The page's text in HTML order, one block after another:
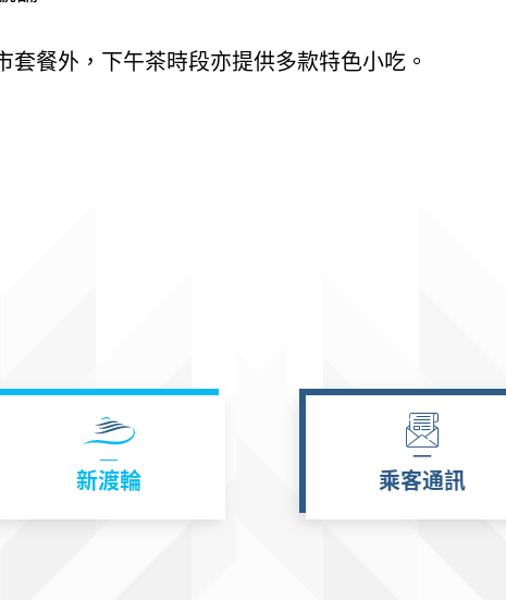
套餐外，下午茶時段亦提供多款特色小吃。
新渡輪 乘客通訊